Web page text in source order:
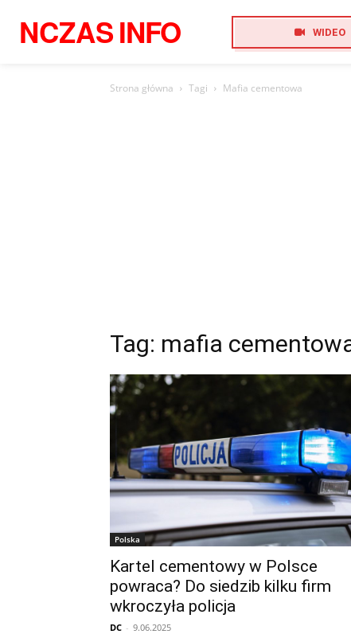
NCZASINFO WIDEO
Strona główna Tagi Mafia cementowa
Tag: mafia
Polska
Kartel cementowy w Polsce
powraca? Do siedzib kilku firm
wkroczyła policja
DC - 9.06.2025